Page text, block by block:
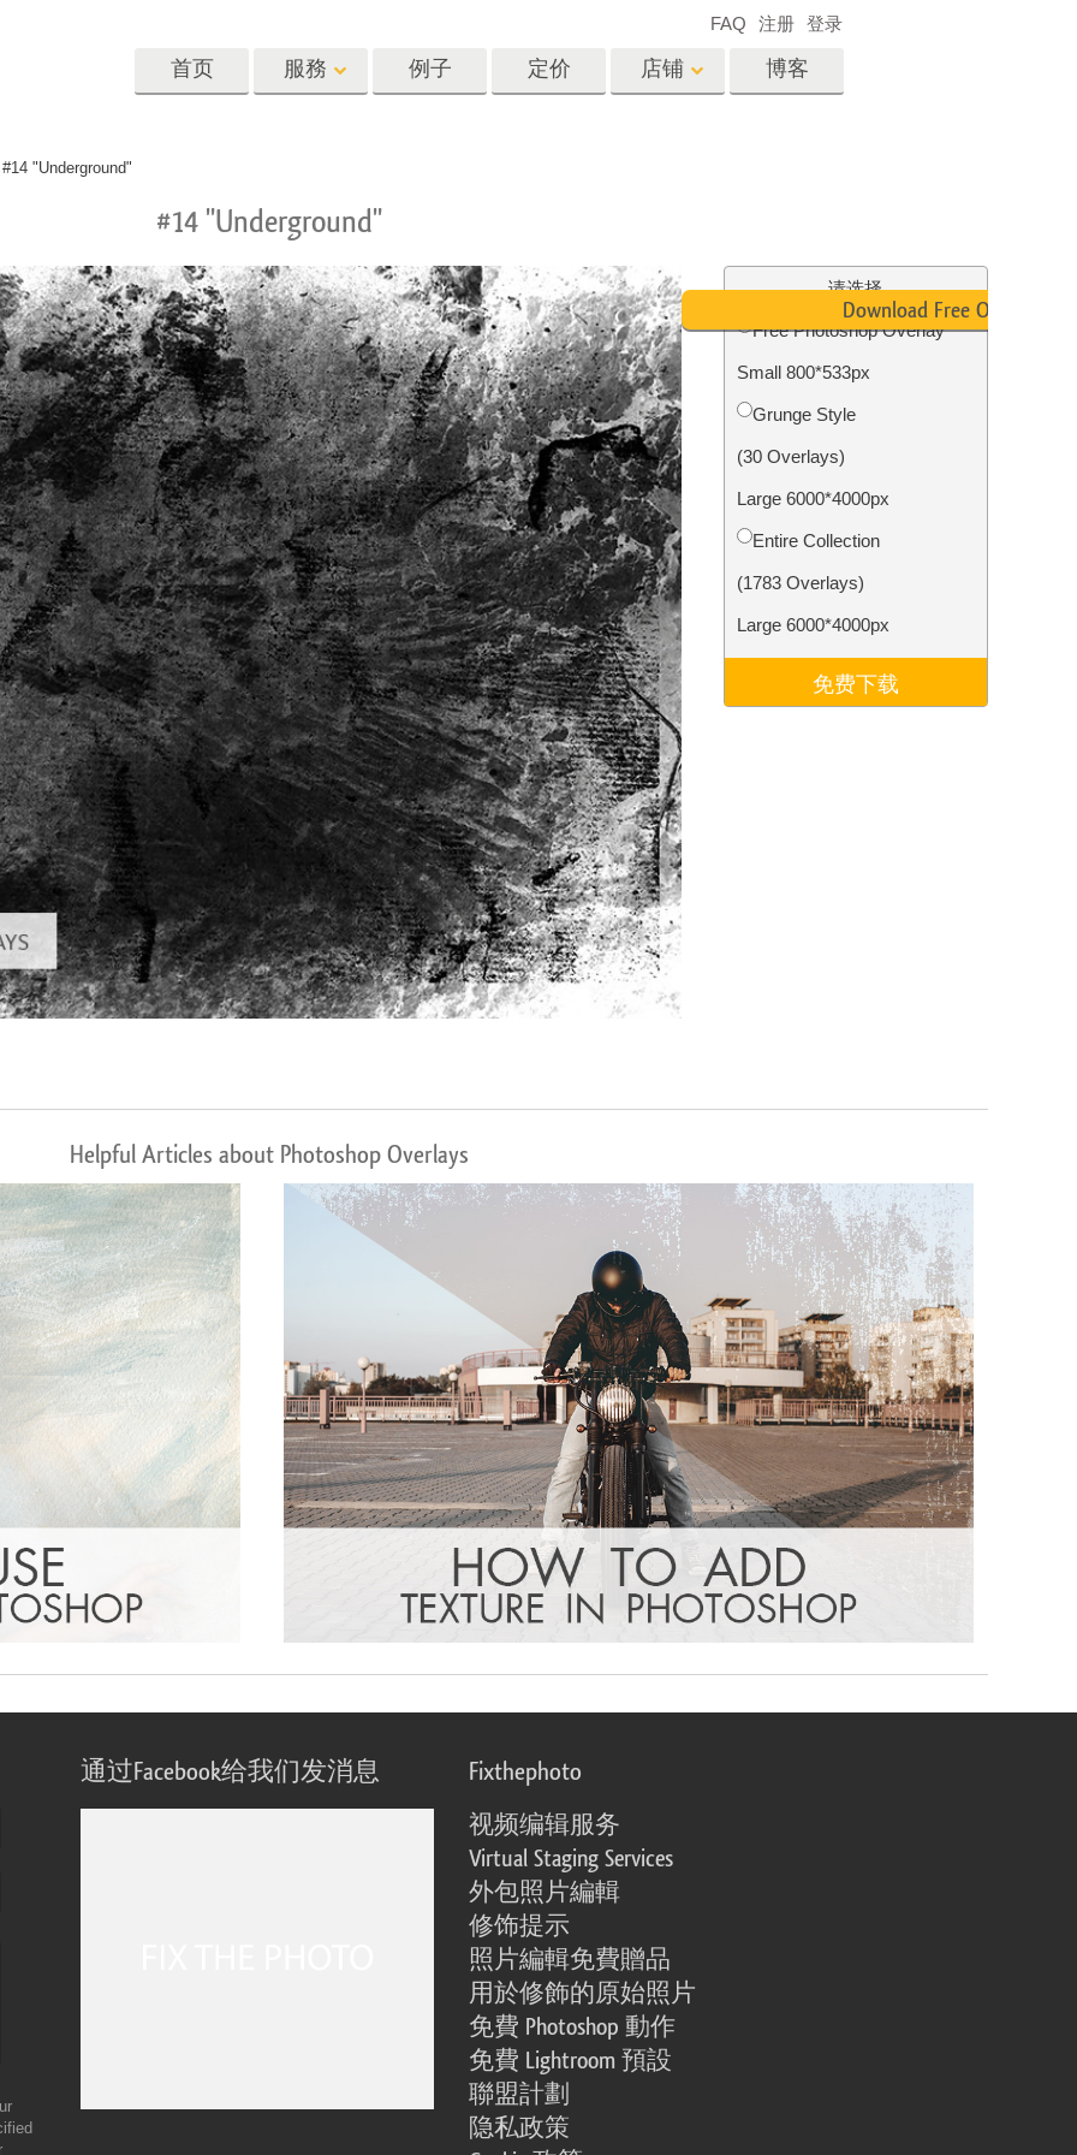
首页 服務
片编辑服务 人工智能生成的服装模型 图像处理服务 照片修复服务
修图服务 珠宝修饰服务 AI训练数据 Video Editing Services
例子 定价 店铺
预设
Photoshop 动作
Photoshop 疊加
Photoshop 紋理
Ps 动作 整个合集
Ps覆盖整个收藏
情人节贺卡
婚礼请柬
儿童生日请柬
博客
FAQ 注册 登录
#14 "Underground"
#14 "Underground"
请选择
Free Photoshop Overlay
Small 800*533px
Grunge Style
(30 Overlays)
Large 6000*4000px
Entire Collection
(1783 Overlays)
Large 6000*4000px
免费下载
Download Free Overlay
Helpful Articles about Photoshop Overlays
通过Facebook给我们发消息 Fixthephoto
视频编辑服务
Virtual Staging Services
外包照片編輯
修饰提示
照片編輯免費贈品
用於修飾的原始照片
免費 Photoshop 動作
免費 Lightroom 預設
聯盟計劃
隐私政策